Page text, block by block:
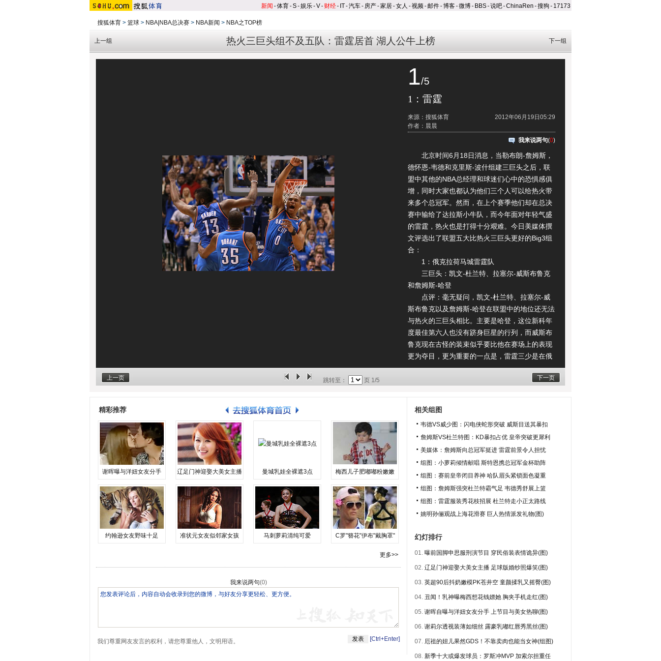
新闻 -体育-S-娱乐-V- 财经- IT-汽车- 房产-家居-女人 -视频-邮件-博客-微博- BBS-说吧-ChinaRen -搜狗 - 17173
搜狐体育 > 篮球 > NBA|NBA总决赛 > NBA新闻 > NBA之TOP榜
热火三巨头组不及五队：雷霆居首 湖人公牛上榜
上一组 下一组
1/5
1：雷霆
2012年06月19日05:29
来源：搜狐体育
作者：晨晨
我来说两句(0)
北京时间6月18日消息，当勒布朗-詹姆斯，
德怀恩-韦德和克里斯-波什组建三巨头之后，联
盟中其他的NBA总经理和球迷们心中的恐惧感俱
增，同时大家也都认为他们三个人可以给热火带
来多个总冠军。然而，在上个赛季他们却在总决
赛中输给了达拉斯小牛队，而今年面对年轻气盛
的雷霆，热火也是打得十分艰难。今日美媒体撰
文评选出了联盟五大比热火三巨头更好的Big3组
合：
1：俄克拉荷马城雷霆队
三巨头：凯文-杜兰特、拉塞尔-威斯布鲁克
和詹姆斯-哈登
点评：毫无疑问，凯文-杜兰特、拉塞尔-威
斯布鲁克以及詹姆斯-哈登在联盟中的地位还无法
与热火的三巨头相比。主要是哈登，这位新科年
度最佳第六人也没有跻身巨星的行列，而威斯布
鲁克现在古怪的装束似乎要比他在赛场上的表现
更为夺目，更为重要的一点是，雷霆三少是在俄
克拉荷马城打球，这里受的关注度显然没有洛杉
热火也拥有更为丰富的总决赛经验。不过，雷霆
的三巨头似乎拥有更美好的未来，他们将成为建
立一个真正的NBA王朝基石。要知道迈阿密三巨
头加起来已经85岁了，而雷霆的三少刚刚68岁，
另外他们还拥有盖帽狂人伊巴卡，这个只有22岁
的家伙会给雷霆三少带来更多的帮助。
(责任编辑：何足道哉)
上一页 下一页
跳转至： 页 1/5
精彩推荐
谢晖曝与洋妞女友分手 辽足门神迎娶大美女主播 曼城乳娃全裸遮3点 梅西儿子肥嘟嘟粉嫩嫩
约翰逊女友野味十足 准状元女友似邻家女孩 马刺萝莉清纯可爱 C罗"簪花"伊布"戴胸罩"
更多>>
我来说两句(0)
我们尊重网友发言的权利，请您尊重他人，文明用语。 [Ctrl+Enter]
相关组图
韦德VS威少图：闪电侠蛇形突破 威斯目送其暴扣
詹姆斯VS杜兰特图：KD暴扣占优 皇帝突破更犀利
美媒体：詹姆斯向总冠军挺进 雷霆前景令人担忧
组图：小萝莉倾情献唱 斯特恩携总冠军金杯助阵
组图：赛前皇帝闭目养神 哈队眉头紧锁面色凝重
组图：詹姆斯强突杜兰特霸气足 韦德秀舒展上篮
组图：雷霆服装秀花枝招展 杜兰特走小正太路线
姚明孙俪观战上海花滑赛 巨人热情派发礼物(图)
幻灯排行
01. 曝前国脚申思服刑演节目 穿民俗装表情诡异(图)
02. 辽足门神迎娶大美女主播 足球版婚纱照爆笑(图)
03. 英超90后抖奶嫩模PK苍井空 童颜揉乳又摇臀(图)
04. 丑闻！乳神曝梅西想花钱嫖她 胸夹手机走红(图)
05. 谢晖自曝与洋妞女友分手 上节目与美女热聊(图)
06. 谢莉尔透视装薄如细丝 露豪乳嘟红唇秀黑丝(图)
07. 厄祖的妞儿果然GDS！不靠卖肉也能当女神(组图)
08. 新季十大或爆发球员：罗斯冲MVP 加索尔担重任